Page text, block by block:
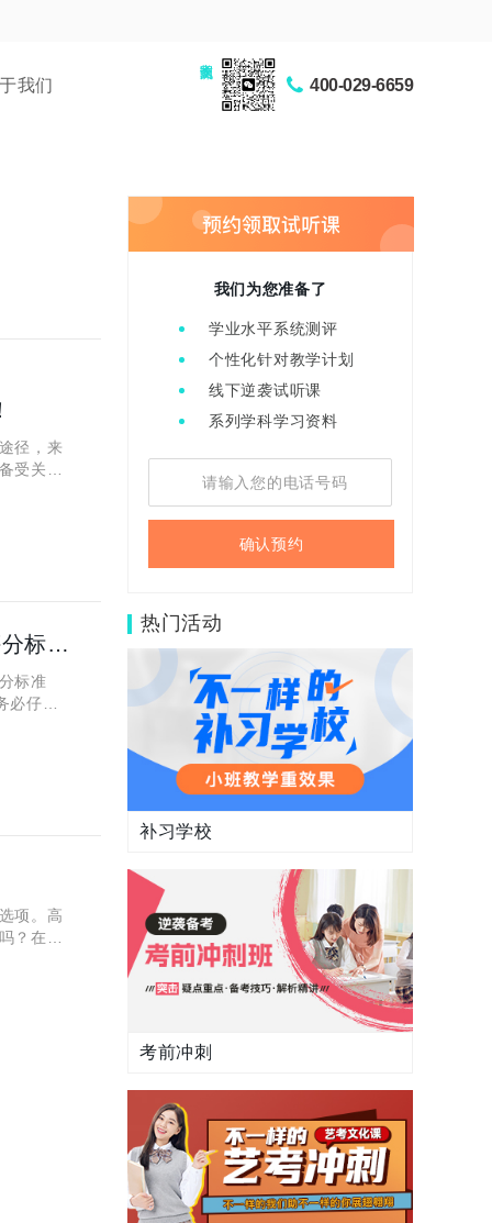
我们 400-029-6659
径，来
受关注
【最新资讯】浙江高考体育单招考生，专项考试方法与评分标准公布！
标准
仔细
项。高
？在这
我们为您准备了
学业水平系统测评
个性化针对教学计划
线下逆袭试听课
系列学科学习资料
确认预约
热门活动
补习学校
考前冲刺